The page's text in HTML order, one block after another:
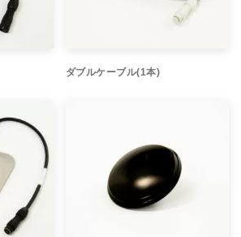
ダブルケーブル(1本)